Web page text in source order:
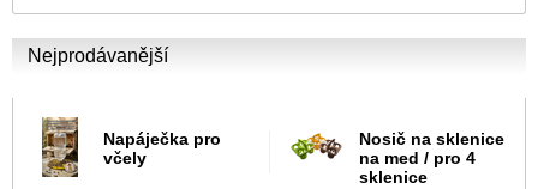
Nejprodávanější
Napáječka pro
včely
Nosič na sklenice
na med / pro 4
sklenice